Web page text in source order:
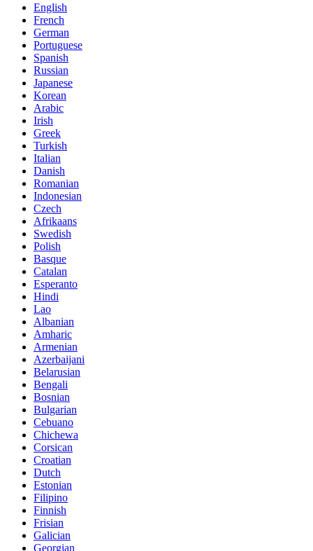
English
French
German
Portuguese
Spanish
Russian
Japanese
Korean
Arabic
Irish
Greek
Turkish
Italian
Danish
Romanian
Indonesian
Czech
Afrikaans
Swedish
Polish
Basque
Catalan
Esperanto
Hindi
Lao
Albanian
Amharic
Armenian
Azerbaijani
Belarusian
Bengali
Bosnian
Bulgarian
Cebuano
Chichewa
Corsican
Croatian
Dutch
Estonian
Filipino
Finnish
Frisian
Galician
Georgian